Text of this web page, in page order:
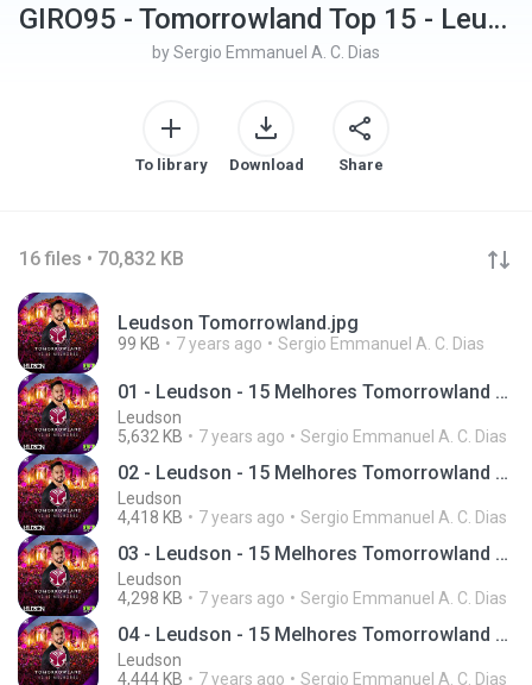
GIRO95 - Tomorrowland Top 15 - Leudson
bySergio Emmanuel A. C. Dias
To library Download Share
16 files • 70,832 KB
Leudson Tomorrowland.jpg
99 KB 7 years ago Sergio Emmanuel A. C. Dias
01 - Leudson - 15 Melhores Tomorrowland (Giro 95)
Leudson
5,632 KB
7 years ago Sergio Emmanuel A. C. Dias
02 - Leudson - 15 Melhores Tomorrowland (Giro 95)
Leudson
4,418 KB
7 years ago Sergio Emmanuel A. C. Dias
03 - Leudson - 15 Melhores Tomorrowland (Giro 95)
Leudson
4,298 KB
7 years ago Sergio Emmanuel A. C. Dias
04 - Leudson - 15 Melhores Tomorrowland (Giro 95)
Leudson
4,444 KB
7 years ago Sergio Emmanuel A. C. Dias